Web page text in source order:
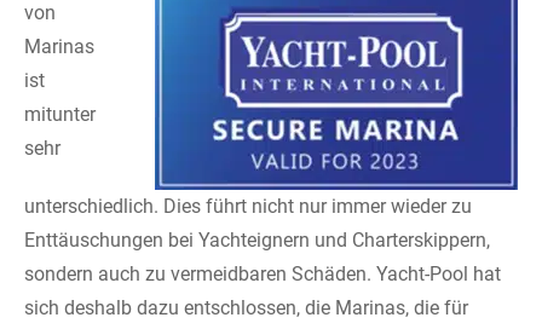
von
Marinas
ist
mitunter
sehr
unterschiedlich. Dies führt nicht nur immer wieder zu
Enttäuschungen bei Yachteignern und Charterskippern,
sondern auch zu vermeidbaren Schäden. Yacht-Pool hat
sich deshalb dazu entschlossen, die Marinas, die für